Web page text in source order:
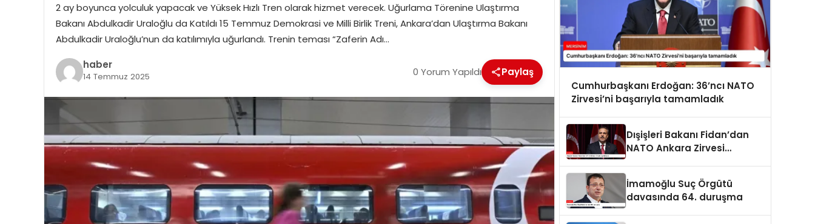
2 ay boyunca yolculuk yapacak ve Yüksek Hızlı Tren olarak hizmet verecek. Uğurlama Törenine Ulaştırma
Bakanı Abdulkadir Uraloğlu da Katıldı 15 Temmuz Demokrasi ve Milli Birlik Treni, Ankara’dan Ulaştırma Bakanı
Abdulkadir Uraloğlu’nun da katılımıyla uğurlandı. Trenin teması “Zaferin Adı…
haber
14 Temmuz 2025 0 Yorum Yapıldı Paylaş
Cumhurbaşkanı Erdoğan: 36’ncı NATO
Zirvesi’ni başarıyla tamamladık
Dışişleri Bakanı Fidan’dan
NATO Ankara Zirvesi
İmamoğlu Suç Örgütü
davasında 64. duruşma